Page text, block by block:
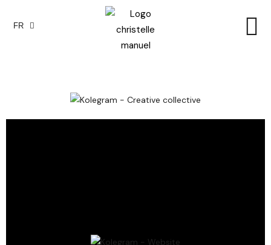
FR
EN